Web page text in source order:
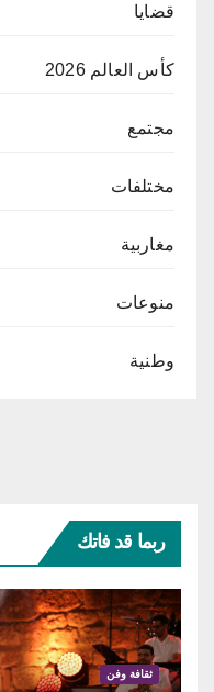
قضايا
كأس العالم 2026
مجتمع
مختلفات
مغاربية
منوعات
وطنية
ربما قد فاتك
ثقافة وفن